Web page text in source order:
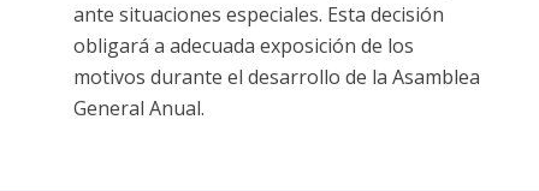
ante situaciones especiales. Esta decisión
obligará a adecuada exposición de los
motivos durante el desarrollo de la Asamblea
General Anual.